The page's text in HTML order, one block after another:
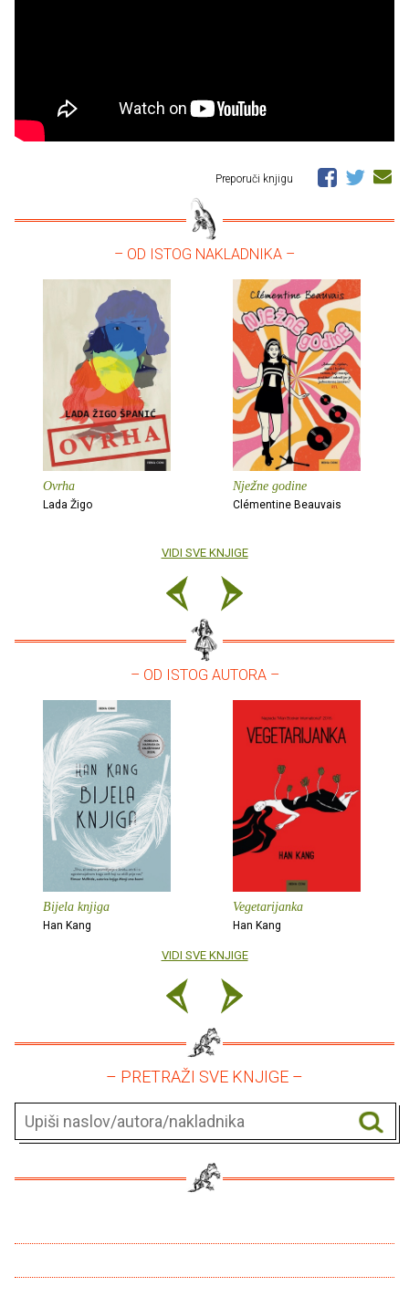
Preporuči knjigu
– OD ISTOG NAKLADNIKA –
Ovrha
Lada Žigo
Nježne godine
Clémentine Beauvais
VIDI SVE KNJIGE
– OD ISTOG AUTORA –
Bijela knjiga
Han Kang
Vegetarijanka
Han Kang
VIDI SVE KNJIGE
– PRETRAŽI SVE KNJIGE –